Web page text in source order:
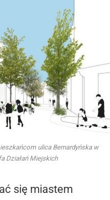
ulica Bernardyńska w
Działań Miejskich
się miastem